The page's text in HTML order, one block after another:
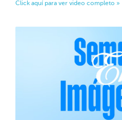
Click aquí para ver video completo »